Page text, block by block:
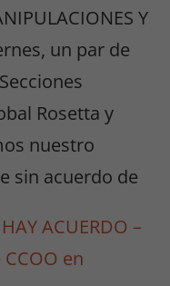
Y
un par de
Rosetta y
nuestro
sin acuerdo de
ACUERDO –
en